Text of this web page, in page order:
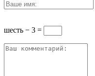
шесть − 3 =